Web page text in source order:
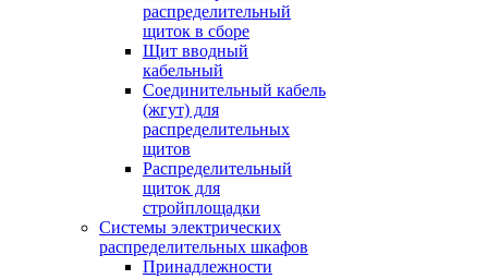
распределительный
щиток в сборе
Щит вводный
кабельный
Соединительный кабель
(жгут) для
распределительных
щитов
Распределительный
щиток для
стройплощадки
Системы электрических
распределительных шкафов
Принадлежности